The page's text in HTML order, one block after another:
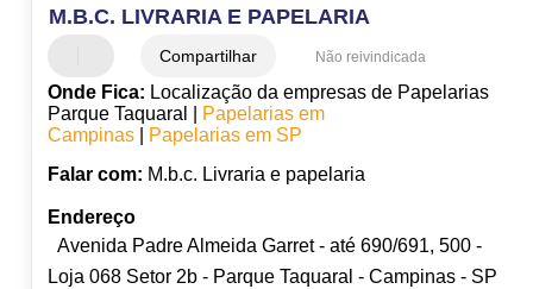
M.B.C. LIVRARIA E PAPELARIA
Compartilhar Não reivindicada
Onde Fica: Localização da empresas de Papelarias
Parque Taquaral |
Papelarias em
Campinas|
Papelarias em SP
Falar com: M.b.c. Livraria e papelaria
Endereço
Avenida Padre Almeida Garret - até 690/691, 500 -
Loja 068 Setor 2b - Parque Taquaral - Campinas - SP